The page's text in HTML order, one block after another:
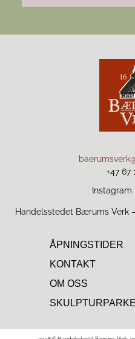
+47 67
Instagram
Handelsstedet Bærums Verk
ÅPNINGSTIDER
KONTAKT
OM OSS